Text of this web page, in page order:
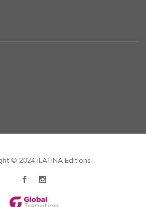
© 2024 iLATINA Editions